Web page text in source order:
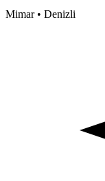
Mimar • Denizli